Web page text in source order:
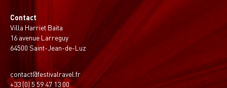
Contact
Villa Harriet Baita
16 avenue Larreguy
64500 Saint-Jean-de-Luz
contact@festivalravel.fr
+33 (0) 5 59 47 13 00